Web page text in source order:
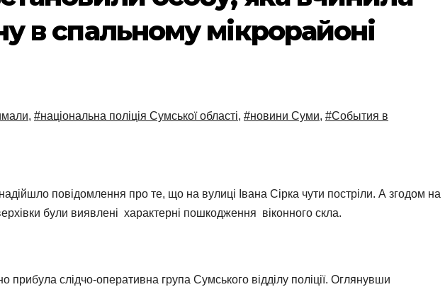
в спальному мікрорайоні
, #національна поліція Сумської області, #новини Суми, #События в
повідомлення про те, що на вулиці Івана Сірка чути постріли. А згодом на
були виявлені характерні пошкодження віконного скла.
слідчо-оперативна група Сумського відділу поліції. Оглянувши